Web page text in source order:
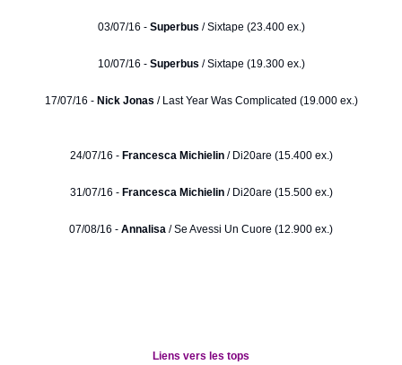
03/07/16 - Superbus / Sixtape (23.400 ex.)
10/07/16 - Superbus / Sixtape (19.300 ex.)
17/07/16 - Nick Jonas / Last Year Was Complicated (19.000 ex.)
24/07/16 - Francesca Michielin/ Di20are (15.400 ex.)
31/07/16 - Francesca Michielin/ Di20are (15.500 ex.)
07/08/16 - Annalisa / Se Avessi Un Cuore (12.900 ex.)
Liens vers les tops